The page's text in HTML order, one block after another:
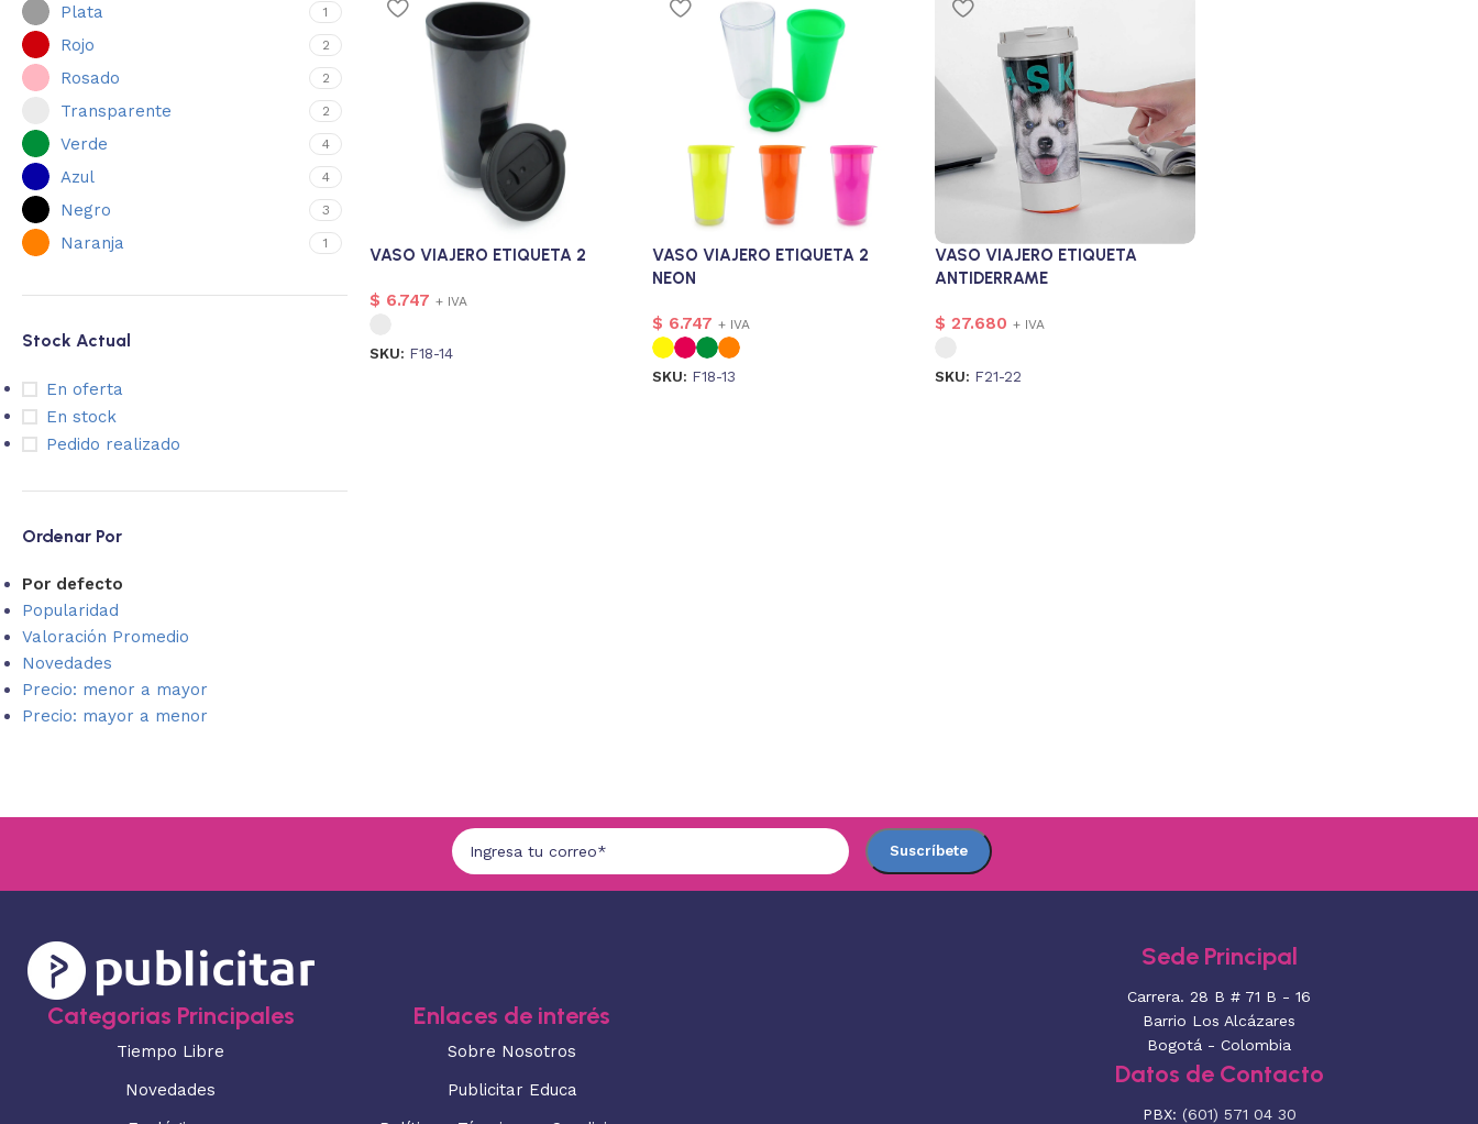
Plata 1
Rojo 2
Rosado 2
Transparente 2
Verde 4
Azul 4
Negro 3
Naranja 1
Stock Actual
En oferta
En stock
Pedido realizado
Ordenar Por
Por defecto
Popularidad
Valoración Promedio
Novedades
Precio: menor a mayor
Precio: mayor a menor
VASO VIAJERO ETIQUETA 2
$ 6.747 + IVA
SKU: F18-14
VASO VIAJERO ETIQUETA 2
NEON
$ 6.747 + IVA
SKU: F18-13
VASO VIAJERO ETIQUETA
ANTIDERRAME
$ 27.680 + IVA
SKU: F21-22
Categorias Principales
Tiempo Libre
Novedades
Enlaces de interés
Sobre Nosotros
Publicitar Educa
Sede Principal
Carrera. 28 B # 71 B - 16
Barrio Los Alcázares
Bogotá - Colombia
Datos de Contacto
PBX: (601) 571 04 30